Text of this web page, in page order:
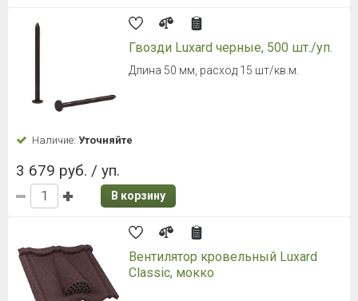
Гвозди Luxard черные, 500 шт./уп.
Длина 50 мм, расход 15 шт/кв.м.
Наличие: Уточняйте
3 679 руб. / уп.
В корзину
Вентилятор кровельный Luxard
Classic, мокко